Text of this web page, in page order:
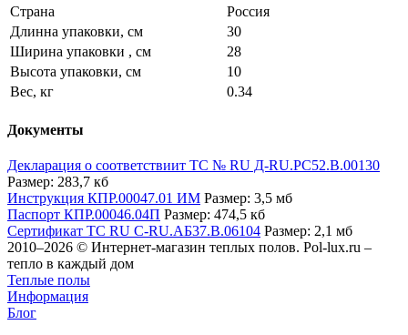
Страна
Россия
Длинна упаковки, см
30
Ширина упаковки , см
28
Высота упаковки, см
10
Вес, кг
0.34
Документы
Декларация о соответствиит TC № RU Д-RU.PC52.B.00130
Размер: 283,7 кб
Инструкция КПР.00047.01 ИМ Размер: 3,5 мб
Паспорт КПР.00046.04П Размер: 474,5 кб
Сертификат ТС RU С-RU.АБ37.В.06104 Размер: 2,1 мб
2010–2026 © Интернет-магазин теплых полов. Pol-lux.ru –
тепло в каждый дом
Теплые полы
Информация
Блог